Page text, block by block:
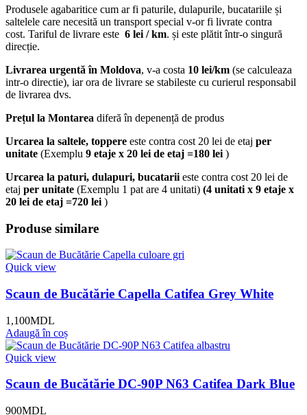
Produsele agabaritice cum ar fi paturile, dulapurile, bucatariile și
saltelele care necesită un transport special v-or fi livrate contra
cost. Tariful de livrare este 6 lei / km. și este plătit într-o singură
direcție.
Livrarea urgentă în Moldova, v-a costa 10 lei/km (se calculeaza
intr-o directie), iar ora de livrare se stabileste cu curierul responsabil
de livrarea dvs.
Prețul la Montarea diferă în depenență de produs
Urcarea la saltele, toppere este contra cost 20 lei de etaj per
unitate (Exemplu 9 etaje x 20 lei de etaj =180 lei )
Urcarea la paturi, dulapuri, bucatarii este contra cost 20 lei de
etaj per unitate (Exemplu 1 pat are 4 unitati) (4 unitati x 9 etaje x
20 lei de etaj =720 lei )
Produse similare
Quick view
Scaun de Bucătărie Capella Catifea Grey White
1,100MDL
Adaugă în coș
Quick view
Scaun de Bucătărie DC-90P N63 Catifea Dark Blue
900MDL